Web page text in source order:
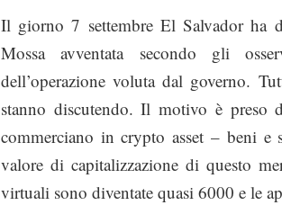
Il giorno 7 settembre El Salvador ha
Mossa avventata secondo gli
dell’operazione voluta dal governo.
stanno discutendo. Il motivo è
commerciano in crypto asset – beni
valore di capitalizzazione di questo
virtuali sono diventate quasi 6000 e le